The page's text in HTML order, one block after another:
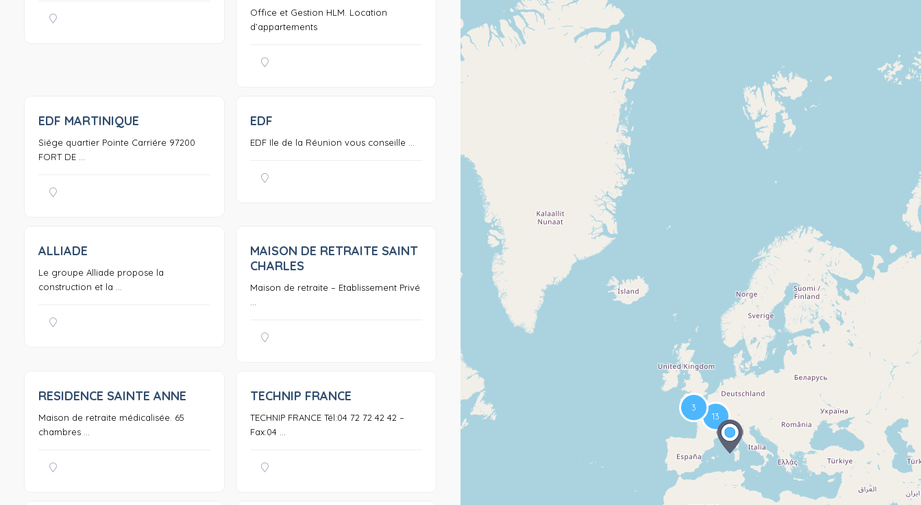
Office et Gestion HLM. Location
d’appartements
EDF MARTINIQUE
Siége quartier Pointe Carriére 97200
FORT DE ...
EDF
EDF Ile de la Réunion vous conseille ...
ALLIADE
Le groupe Alliade propose la
construction et la ...
0
MAISON DE RETRAITE SAINT
CHARLES
Maison de retraite – Etablissement Privé
0
RESIDENCE SAINTE ANNE
Maison de retraite médicalisée. 65
chambres ...
TECHNIP FRANCE
TECHNIP FRANCE Tél:04 72 72 42 42 –
Fax:04 ...